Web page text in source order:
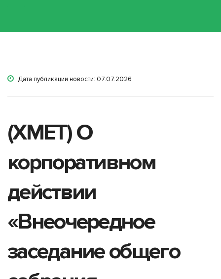
Дата публикации новости: 07.07.2026
(XMET) О
корпоративном
действии
«Внеочередное
заседание общего